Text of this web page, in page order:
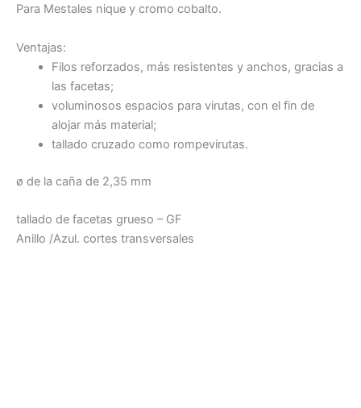
Para Mestales nique y cromo cobalto.
Ventajas:
Filos reforzados, más resistentes y anchos, gracias a
las facetas;
voluminosos espacios para virutas, con el fin de
alojar más material;
tallado cruzado como rompevirutas.
ø de la caña de 2,35 mm
tallado de facetas grueso – GF
Anillo /Azul. cortes transversales